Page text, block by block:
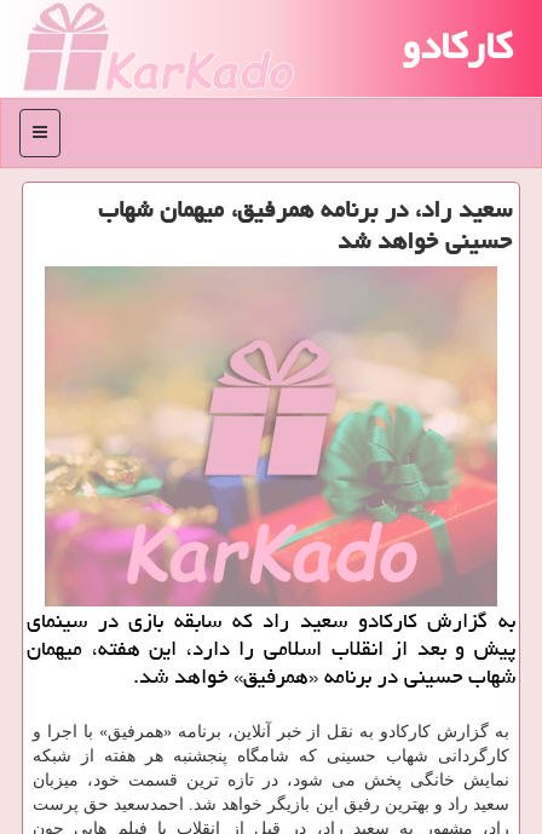
کارکادو
منو
سعید راد، در برنامه همرفیق، میهمان شهاب
حسینی خواهد شد
به گزارش کارکادو سعید راد که سابقه بازی در سینمای
پیش و بعد از انقلاب اسلامی را دارد، این هفته، میهمان
شهاب حسینی در برنامه «همرفیق» خواهد شد.
به گزارش کارکادو به نقل از خبر آنلاین، برنامه «همرفیق» با اجرا و
کارگردانی شهاب حسینی که شامگاه پنجشنبه هر هفته از شبکه
نمایش خانگی پخش می شود، در تازه ترین قسمت خود، میزبان
سعید راد و بهترین رفیق این بازیگر خواهد شد. احمدسعید حق پرست
راد، مشهور به سعید راد، در قبل از انقلاب با فیلم هایی چون